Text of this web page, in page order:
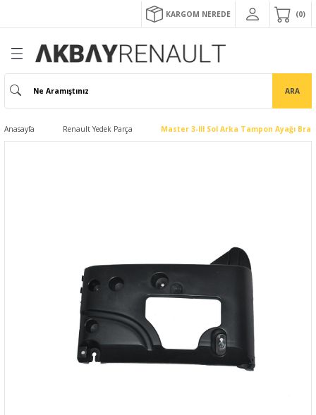
KARGOM NEREDE 0
ARA
Anasayfa Renault Yedek Parça Master 3-III Sol Arka Tampon Ayağı